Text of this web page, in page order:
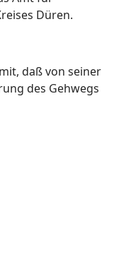
Düren.
daß von seiner
des Gehwegs